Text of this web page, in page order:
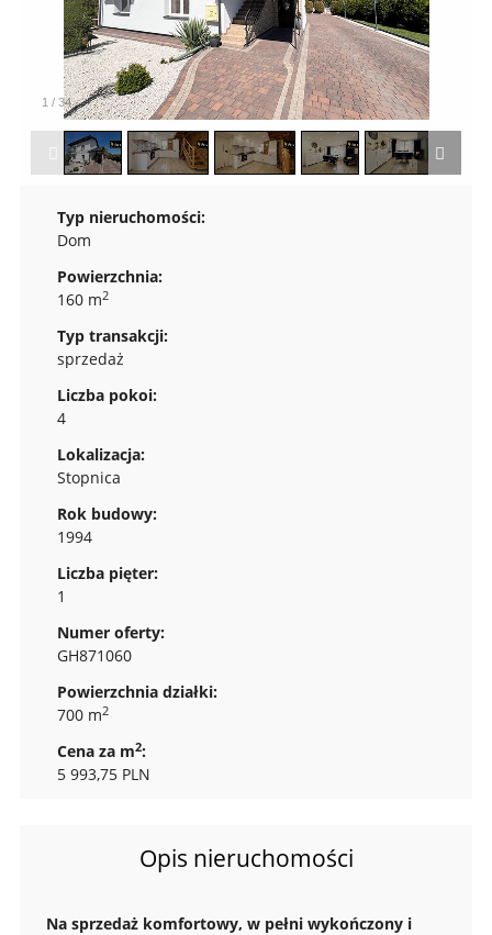
1 / 34
Typ nieruchomości:
Dom
Powierzchnia:
160 m2
Typ transakcji:
sprzedaż
Liczba pokoi:
4
Lokalizacja:
Stopnica
Rok budowy:
1994
Liczba pięter:
1
Numer oferty:
GH871060
Powierzchnia działki:
700 m2
Cena za m2:
5 993,75 PLN
Opis nieruchomości
Na sprzedaż komfortowy, w pełni wykończony i